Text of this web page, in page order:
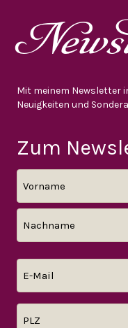
Mit meinem Newsletter
Neuigkeiten und
Zum